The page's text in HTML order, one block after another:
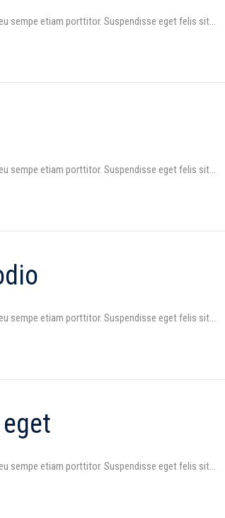
sempe etiam porttitor. Suspendisse eget felis sit…
sempe etiam porttitor. Suspendisse eget felis sit…
sempe etiam porttitor. Suspendisse eget felis sit…
sempe etiam porttitor. Suspendisse eget felis sit…